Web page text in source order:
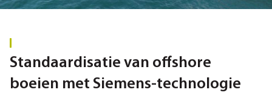
Standaardisatie van offshore
boeien met Siemens-technologie